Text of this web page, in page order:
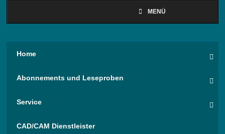
MENÜ
Home
Abonnements und Leseproben
Service
CAD/CAM Dienstleister